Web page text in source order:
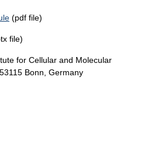
(pdf file)
file)
for Cellular and Molecular
Bonn, Germany